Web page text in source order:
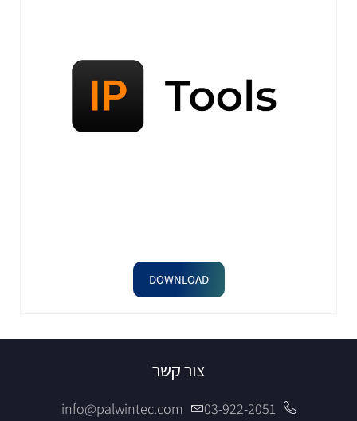
DOWNLOAD
צור קשר
03-922-2051
info@palwintec.com